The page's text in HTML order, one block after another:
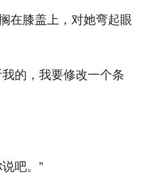
在膝盖上，对她弯起眼
的，我要修改一个条
吧。”